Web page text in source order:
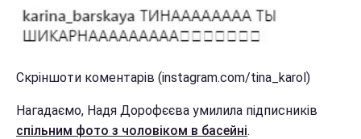
Скріншоти коментарів (instagram.com/tina_karol)
Нагадаємо, Надя Дорофєєва умилила підписників
спільним фото з чоловіком в басейні.